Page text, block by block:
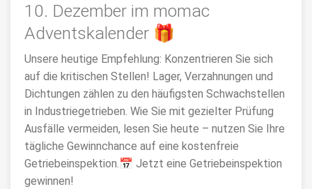
10. Dezember im momac
Adventskalender 🎁
Unsere heutige Empfehlung: Konzentrieren Sie sich
auf die kritischen Stellen! Lager, Verzahnungen und
Dichtungen zählen zu den häufigsten Schwachstellen
in Industriegetrieben. Wie Sie mit gezielter Prüfung
Ausfälle vermeiden, lesen Sie heute – nutzen Sie Ihre
tägliche Gewinnchance auf eine kostenfreie
Getriebeinspektion.📅 Jetzt eine Getriebeinspektion
gewinnen!